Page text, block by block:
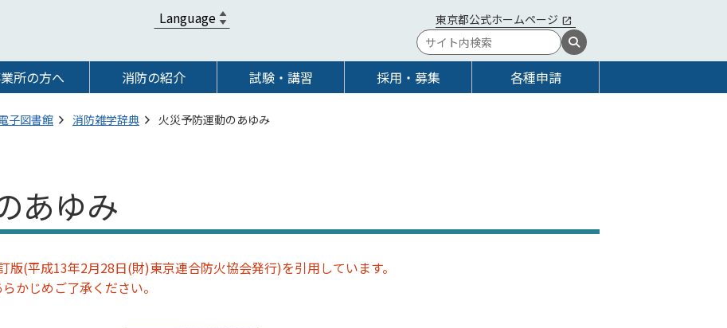
東京都公式ホームページ
所の方へ 消防の紹介 試験・講習 採用・募集 各種申請
子図書館 消防雑学辞典 火災予防運動のあゆみ
あゆみ
版(平成13年2月28日(財)東京連合防火協会発行)を引用しています。
かじめご了承ください。